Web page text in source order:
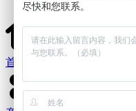
首页
尽快和您联系。